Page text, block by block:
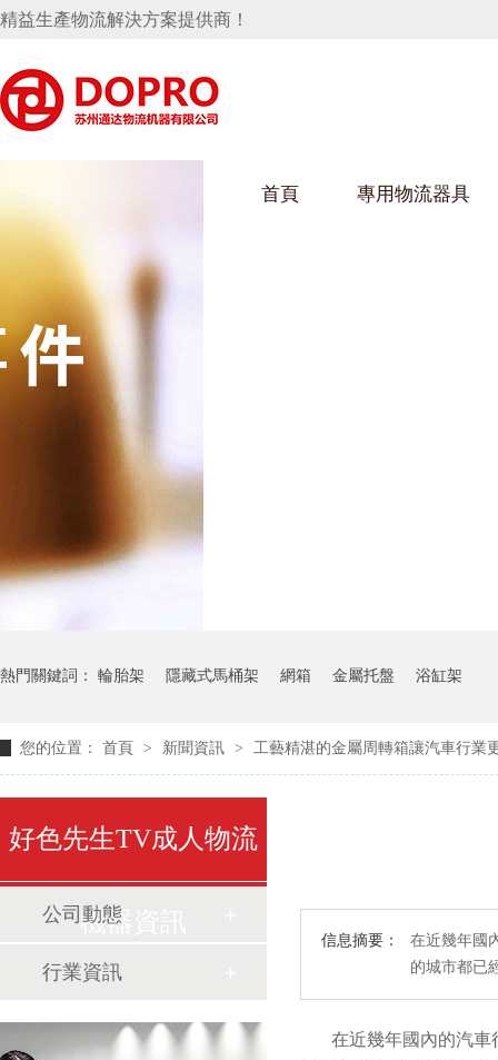
精益生產物流解決方案提供商！
首頁 專用物流器具
好色视频APP下载架
變速箱托盤
衝壓件料架
消聲器料架
手推車
氣瓶料架
隱藏式馬桶水箱支架
汽車行業
衛浴行業
熱門關鍵詞： 輪胎架 隱藏式馬桶架 網箱 金屬托盤 浴缸架
您的位置： 首頁 > 新聞資訊 > 工藝精湛的金屬周轉箱讓汽車行業
信息摘要：
在近幾年國
的城市都已
在近幾年國內的汽車行
好色先生TV成人物流
機器資訊
公司動態
行業資訊